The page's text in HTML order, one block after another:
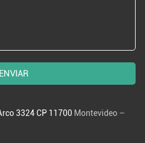
ENVIAR
3324 CP 11700 Montevideo –